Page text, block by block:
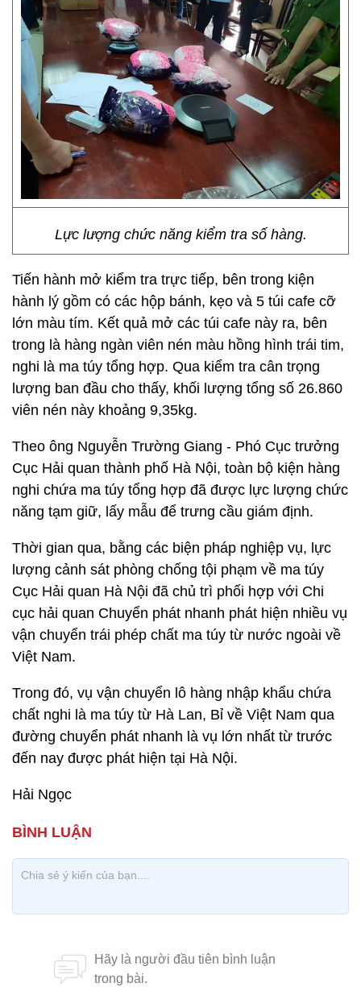
Lực lượng chức năng kiểm tra số hàng.
Tiến hành mở kiểm tra trực tiếp, bên trong kiện
hành lý gồm có các hộp bánh, kẹo và 5 túi cafe cỡ
lớn màu tím. Kết quả mở các túi cafe này ra, bên
trong là hàng ngàn viên nén màu hồng hình trái tim,
nghi là ma túy tổng hợp. Qua kiểm tra cân trọng
lượng ban đầu cho thấy, khối lượng tổng số 26.860
viên nén này khoảng 9,35kg.
Theo ông Nguyễn Trường Giang - Phó Cục trưởng
Cục Hải quan thành phố Hà Nội, toàn bộ kiện hàng
nghi chứa ma túy tổng hợp đã được lực lượng chức
năng tạm giữ, lấy mẫu để trưng cầu giám định.
Thời gian qua, bằng các biện pháp nghiệp vụ, lực
lượng cảnh sát phòng chống tội phạm về ma túy
Cục Hải quan Hà Nội đã chủ trì phối hợp với Chi
cục hải quan Chuyển phát nhanh phát hiện nhiều vụ
vận chuyển trái phép chất ma túy từ nước ngoài về
Việt Nam.
Trong đó, vụ vận chuyển lô hàng nhập khẩu chứa
chất nghi là ma túy từ Hà Lan, Bỉ về Việt Nam qua
đường chuyển phát nhanh là vụ lớn nhất từ trước
đến nay được phát hiện tại Hà Nội.
Hải Ngọc